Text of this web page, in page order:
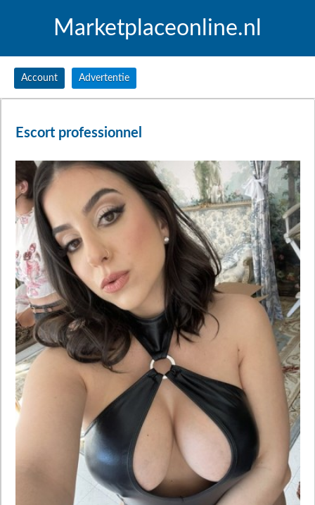
Marketplaceonline.nl
Account Advertentie
Escort professionnel